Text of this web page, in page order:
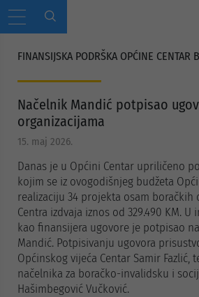
FINANSIJSKA PODRŠKA OPĆINE CENTAR
Načelnik Mandić potpisao
organizacijama
15. maj 2026.
Danas je u Općini Centar upriličeno
kojim se iz ovogodišnjeg budžeta
realizaciju 34 projekta osam boračkih
Centra izdvaja iznos od 329.490 KM. U
kao finansijera ugovore je potpisao
Mandić. Potpisivanju ugovora
Općinskog vijeća Centar Samir Fazlić,
načelnika za boračko-invalidsku i
Hašimbegović Vučković.